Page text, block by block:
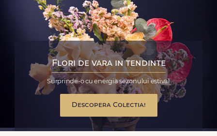
Flori de vara in tendinte
Surprinde-o cu energia sezonului estival
Descopera Colectia!